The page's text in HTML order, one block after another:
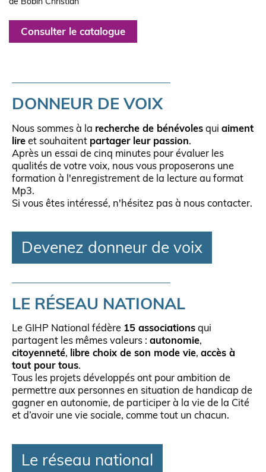
de Bobin Christian
Consulter le catalogue
DONNEUR DE VOIX
Nous sommes à la recherche de bénévoles qui aiment
lire et souhaitent partager leur passion.
Après un essai de cinq minutes pour évaluer les
qualités de votre voix, nous vous proposerons une
formation à l'enregistrement de la lecture au format
Mp3.
Si vous êtes intéressé, n'hésitez pas à nous contacter.
Devenez donneur de voix
LE RÉSEAU NATIONAL
Le GIHP National fédère 15 associations qui
partagent les mêmes valeurs : autonomie,
citoyenneté, libre choix de son mode vie, accès à
tout pour tous.
Tous les projets développés ont pour ambition de
permettre aux personnes en situation de handicap de
gagner en autonomie, de participer à la vie de la Cité
et d’avoir une vie sociale, comme tout un chacun.
Le réseau national